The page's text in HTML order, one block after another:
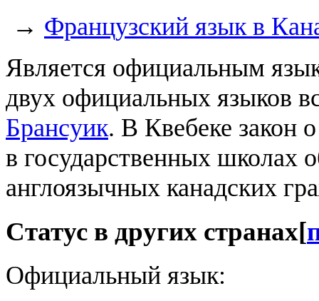
→ Французский язык в
Является официальным
двух официальных языков
Брансуик. В Квебеке закон
в государственных школах
англоязычных канадских
Статус в других странах[
Официальный язык: